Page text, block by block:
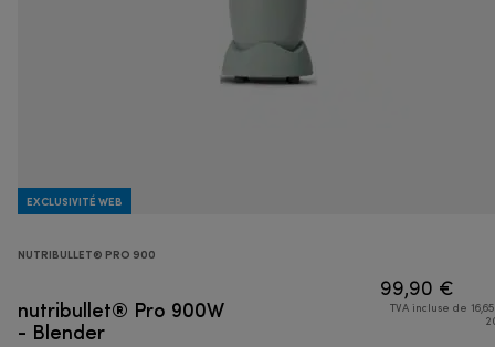
EXCLUSIVITÉ WEB
NUTRIBULLET® PRO 900
nutribullet® Pro 900W
- Blender
99,90 €
TVA incluse de